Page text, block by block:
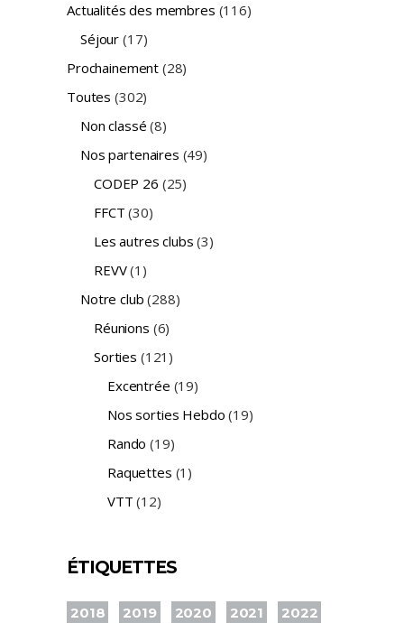
Actualités des membres (116)
Séjour (17)
Prochainement (28)
Toutes (302)
Non classé (8)
Nos partenaires (49)
CODEP 26 (25)
FFCT (30)
Les autres clubs (3)
REVV(1)
Notre club (288)
Réunions (6)
Sorties (121)
Excentrée (19)
Nos sorties Hebdo (19)
Rando (19)
Raquettes (1)
VTT (12)
ÉTIQUETTES
2018 2019 2020 2021
2022